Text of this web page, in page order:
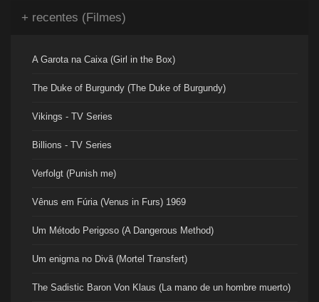
+ recentes (Filmes)
A Garota na Caixa (Girl in the Box)
The Duke of Burgundy (The Duke of Burgundy)
Vikings - TV Series
Billions - TV Series
Verfolgt (Punish me)
Vênus em Fúria (Venus in Furs) 1969
Um Método Perigoso (A Dangerous Method)
Um enigma no Divã (Mortel Transfert)
The Sadistic Baron Von Klaus (La mano de un hombre muerto)